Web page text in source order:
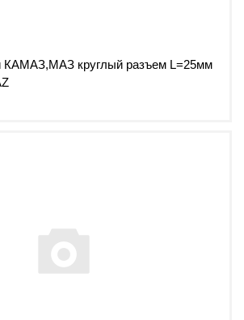
КАМАЗ,МАЗ круглый разъем L=25мм